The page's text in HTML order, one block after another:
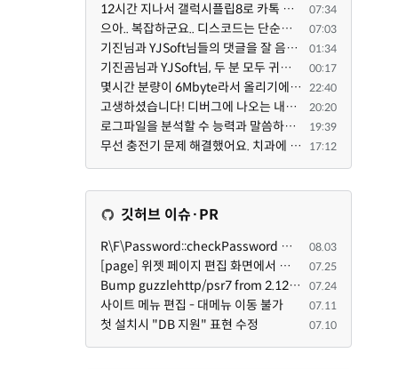
12시간 지나서 갤럭시플립8로 카톡 다시 설치하고 시도했는데 같은 전화번호로 가입된 카카오톡이 있다고 나... 07:34
으아.. 복잡하군요.. 디스코드는 단순한 소통 수단이고, claude와 codex를 엮어서 author / reviewer를 나누... 07:03
기진님과 YJSoft님들의 댓글을 잘 음미해 본후에 오늘 이시간부터 저를 도와 주는 챗지피티와 저는 /XE 에 ... 01:34
기진곰님과 YJSoft님, 두 분 모두 귀중한 조언을 해 주셔서 진심으로 감사드립니다. 두 분의 답변을 여러 번... 00:17
몇시간 분량이 6Mbyte라서 올리기에는 너무나도 죄송스럽기에 재미나이에게 의뢰했습니다. 22:40
고생하셨습니다! 디버그에 나오는 내용을 올려주셨다면 도움을 드릴 수 있었을지도 모르지만, 아무래도 댓글... 20:20
로그파일을 분석할 수 능력과 말씀하신 방법으로 문제점을 찾아도 ... 이게 뭔말인지 이해할 수 없는 상황이... 19:39
무선 충전기 문제 해결했어요. 치과에 다녀오는 길에 KT 매장에 잠깐 들렀어요. KT매장에 물어보니까 그 원... 17:12
깃허브 이슈·PR
R\F\Password::checkPassword 함수 해시 알고리즘을 암시적으로 호출하는 경우 Argon2id 해시 비교 실패 08.03
[page] 위젯 페이지 편집 화면에서 위젯이 Context의 module_info를 덮어쓰면 저장이 ERR_ACT_IS_NOT_STANDALONE으로 실패 07.25
Bump guzzlehttp/psr7 from 2.12.1 to 2.12.3 in /common 07.24
사이트 메뉴 편집 - 대메뉴 이동 불가 07.11
첫 설치시 "DB 지원" 표현 수정 07.10